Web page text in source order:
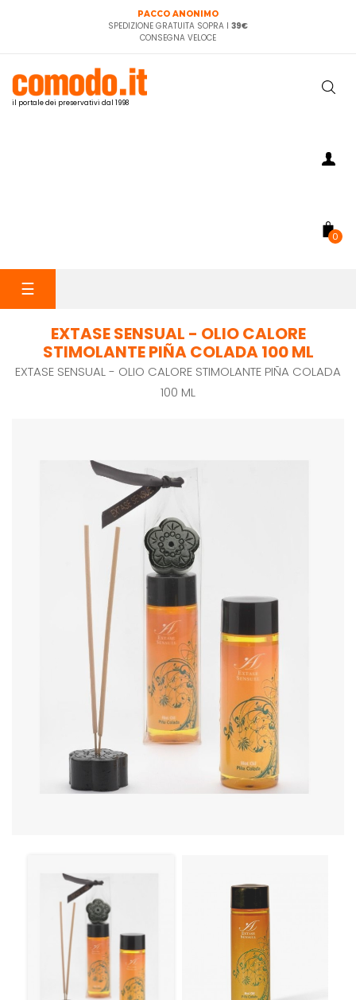
PACCO ANONIMO
SPEDIZIONE GRATUITA SOPRA I 39€
CONSEGNA VELOCE
il portale dei preservativi dal 1998
0
navigazione
☰
EXTASE SENSUAL - OLIO CALORE
STIMOLANTE PIÑA COLADA 100 ML
EXTASE SENSUAL - OLIO CALORE STIMOLANTE PIÑA COLADA
100 ML